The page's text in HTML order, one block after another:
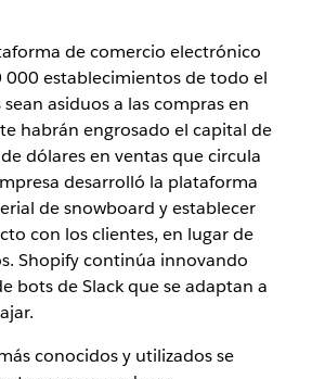
de comercio electrónico
000 establecimientos de todo el
asiduos a las compras en
habrán engrosado el capital de
dólares en ventas que circula
desarrolló la plataforma
de snowboard y establecer
con los clientes, en lugar de
Shopify continúa innovando
bots de Slack que se adaptan a
conocidos y utilizados se